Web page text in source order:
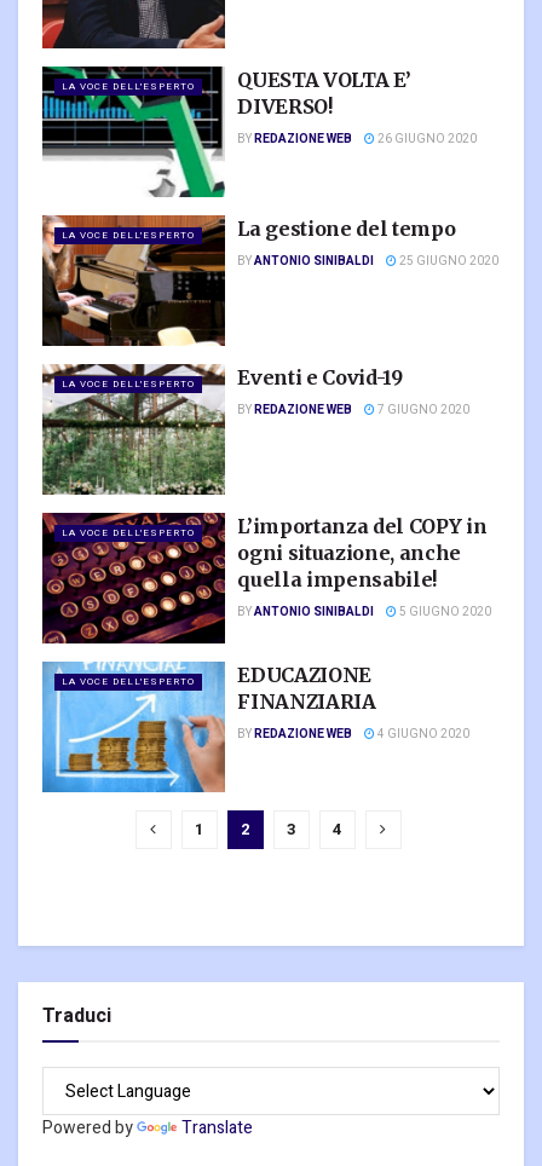
LA VOCE DELL'ESPERTO
QUESTA VOLTA E’
DIVERSO!
BYREDAZIONE WEB 26 GIUGNO 2020
LA VOCE DELL'ESPERTO La gestione del tempo
BYANTONIO SINIBALDI 25 GIUGNO 2020
LA VOCE DELL'ESPERTO Eventi e Covid-19
BYREDAZIONE WEB 7 GIUGNO 2020
LA VOCE DELL'ESPERTO
L’importanza del COPY in
ogni situazione, anche
quella impensabile!
BYANTONIO SINIBALDI 5 GIUGNO 2020
LA VOCE DELL'ESPERTO
EDUCAZIONE
FINANZIARIA
BYREDAZIONE WEB 4 GIUGNO 2020
1 2 3 4
Traduci
Powered by Translate